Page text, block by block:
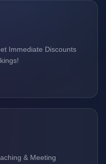
Immediate Discounts
& Meeting